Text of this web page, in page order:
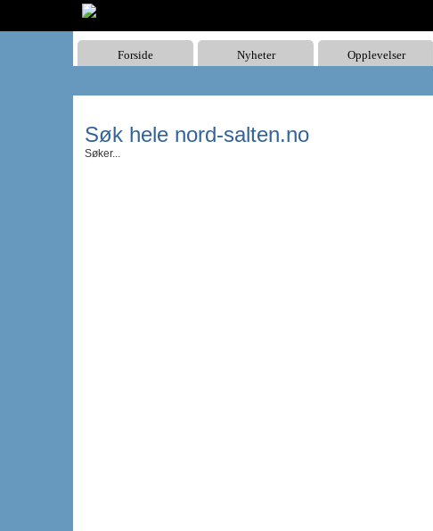
Forside Nyheter Opplevelser
Søk hele nord-salten.no
Søker...